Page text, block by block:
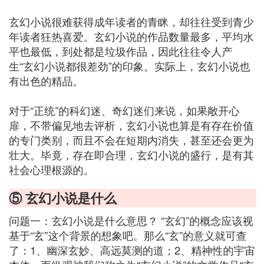
玄幻小说很难获得成年读者的青眯，却往往受到青少
年读者狂热喜爱。玄幻小说的作品数量最多，平均水
平也最低，到处都是垃圾作品，因此往往令人产
生“玄幻小说都很差劲”的印象。实际上，玄幻小说也
有出色的精品。
对于“正统”的科幻迷、奇幻迷们来说，如果敞开心
扉，不带偏见地去评析，玄幻小说也算是有存在价值
的专门类别，而且不会在短期内消失，甚至还会更为
壮大。毕竟，存在即合理，玄幻小说的盛行，是有其
社会心理根源的。
⑤ 玄幻小说是什么
问题一：玄幻小说是什么意思？ “玄幻”的概念应该视
基于“玄”这个背景的想象吧。那么“玄”的意义就可查
了：1、幽深玄妙、高远莫测的道；2、精神性的宇宙